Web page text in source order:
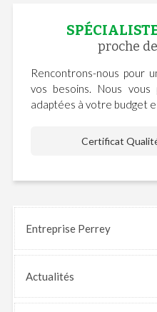
proche
Rencontrons-nous pour
vos besoins. Nous vous
adaptées à votre budget
Certificat
Entreprise Perrey
Actualités